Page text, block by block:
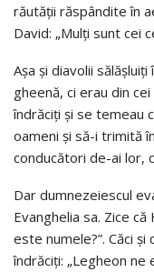
răutăţii răspândite în
David: „Mulţi sunt cei
Aşa şi diavolii
gheenă, ci erau din
îndrăciţi şi se temeau
oameni şi să-i trimită
conducători de-ai lor,
Dar dumnezeiescul
Evanghelia sa. Zice
este numele?”. Căci şi
îndrăciţi: „Legheon ne